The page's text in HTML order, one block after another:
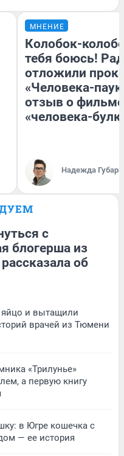
МНЕНИЕ
Колобок-
тебя боюсь!
отложили
«Человека-
отзыв о
«человека-
Надежда Губарь
с
блогерша из
об
и вытащили
врачей из Тюмени
«Трилунье»
а первую книгу
в Югре кошечка с
— ее история